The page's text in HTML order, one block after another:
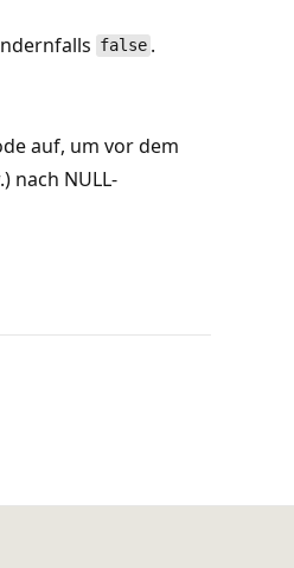
false.
auf, um vor dem
nach NULL-